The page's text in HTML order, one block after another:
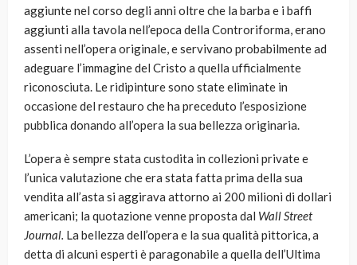
aggiunte nel corso degli anni oltre che la barba e i baffi
aggiunti alla tavola nell’epoca della Controriforma, erano
assenti nell’opera originale, e servivano probabilmente ad
adeguare l’immagine del Cristo a quella ufficialmente
riconosciuta. Le ridipinture sono state eliminate in
occasione del restauro che ha preceduto l’esposizione
pubblica donando all’opera la sua bellezza originaria.
L’opera è sempre stata custodita in collezioni private e
l’unica valutazione che era stata fatta prima della sua
vendita all’asta si aggirava attorno ai 200 milioni di dollari
americani; la quotazione venne proposta dal Wall Street
Journal. La bellezza dell’opera e la sua qualità pittorica, a
detta di alcuni esperti è paragonabile a quella dell’Ultima